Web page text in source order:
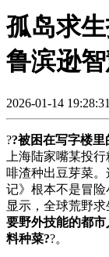
孤岛求
鲁滨逊
2026-01-14
??被困在写字楼里
上海陆家嘴某投
啡渣种出豆芽菜
记》根本不是冒
显示，全球荒野
要野外技能的都
料种菜??。